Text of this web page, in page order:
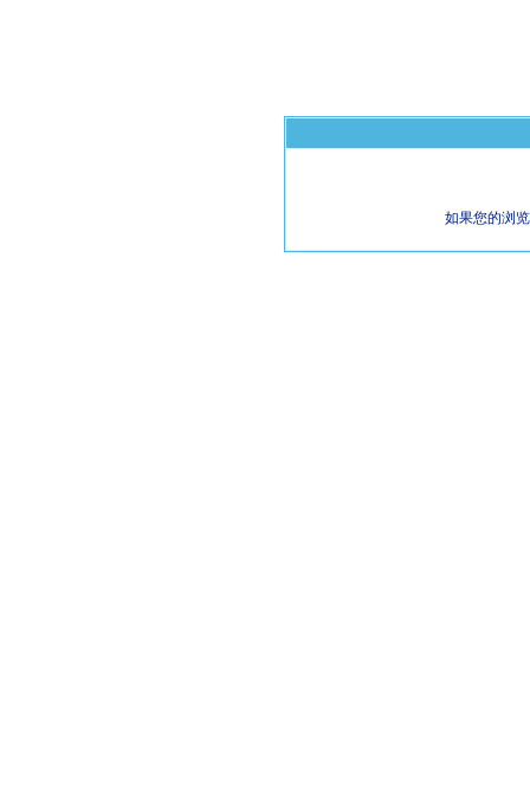
如果您的浏